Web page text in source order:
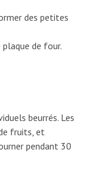
des petites
de four.
beurrés. Les
fruits, et
pendant 30